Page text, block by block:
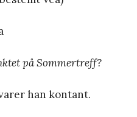
på Sommertreff?
han kontant.